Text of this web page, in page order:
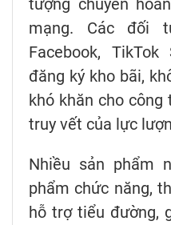
mạng. Các đối
Facebook,
đăng ký kho bãi,
khó khăn cho
truy vết của lực
Nhiều sản phẩm
phẩm chức năng,
hỗ trợ tiểu đường,